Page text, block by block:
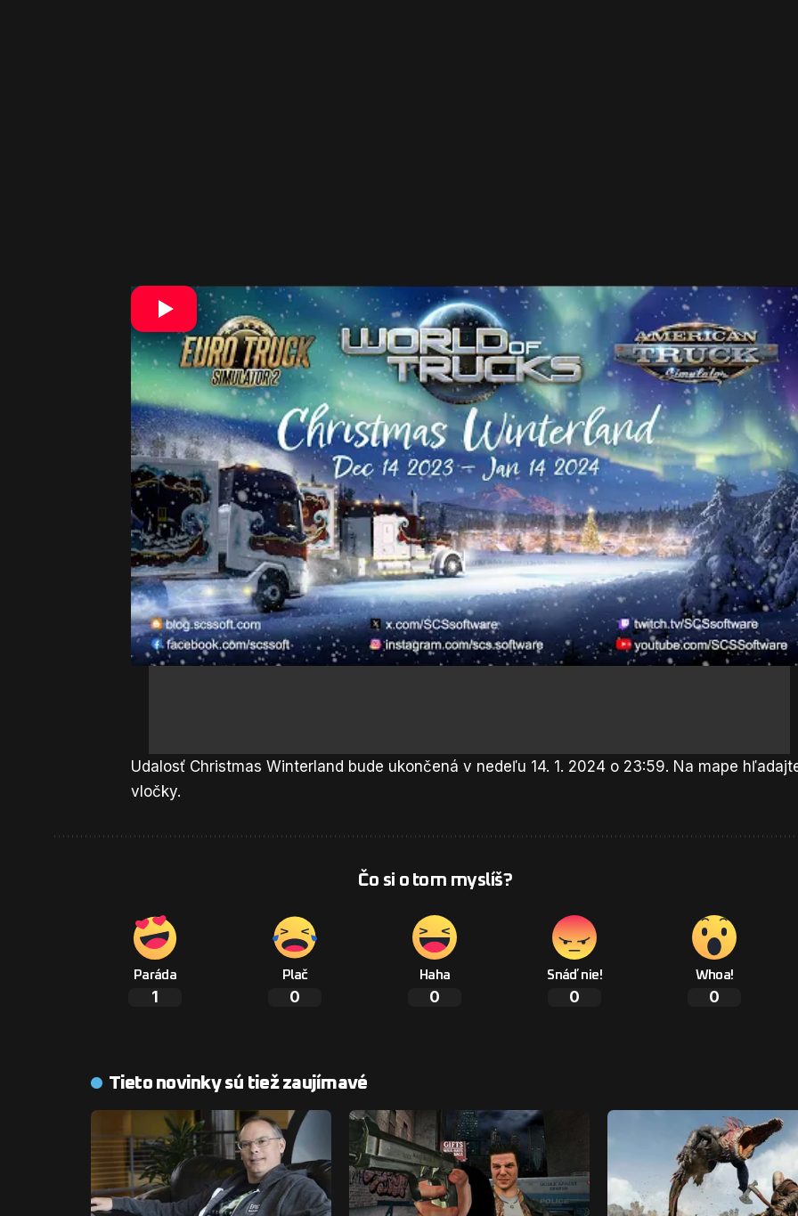
Sneh v tomto prípade nie je iba textúrou. S kamiónom sa ide horšie, pri brzdení pociťujete, že
kĺžete, do zákrut sa horšie zatáča. Možno teda ide o predzvesť toho, že sa jedného dňa
dočkáme snehu v týchto dvoch obľúbených hrách. Zatiaľ je to možné iba prostredníctvom
módov.
Pokiaľ sa zapojíte do vianočného eventu, tak ako odmenu môžete získať špeciálny náter
Winterland pre svoj kamión, zatiaľ čo za splnenie komunitných cieľov sú ďalšie špeciálne
odmeny, vrátane tematických predmetov do vašej kabíny. Postup komunity môžete sledovať
na World of Trucks.
- Reklama -
Udalosť Christmas Winterland bude ukončená v nedeľu 14. 1. 2024 o 23:59. Na mape
vločky.
Čo si o tom myslíš?
Paráda
1
Plač
0
Haha
0
Snáď nie!
0
Whoa!
0
Tieto novinky sú tiež zaujímavé